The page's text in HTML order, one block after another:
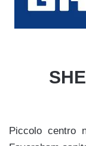
Piccolo centro